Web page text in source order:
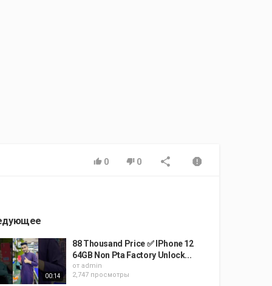
0 0
00:14
88 Thousand Price ✅ IPhone 12
64GB Non Pta Factory Unlock...
от admin
2,747 просмотры